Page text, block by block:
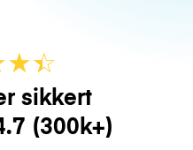
★☆
★
sikkert
(300k+)